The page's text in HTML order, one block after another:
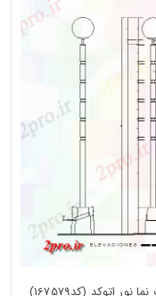
اتوکد (کد167579)